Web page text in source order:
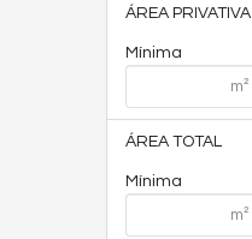
ÁREA PRIVATIVA
Mínima
ÁREA TOTAL
Mínima